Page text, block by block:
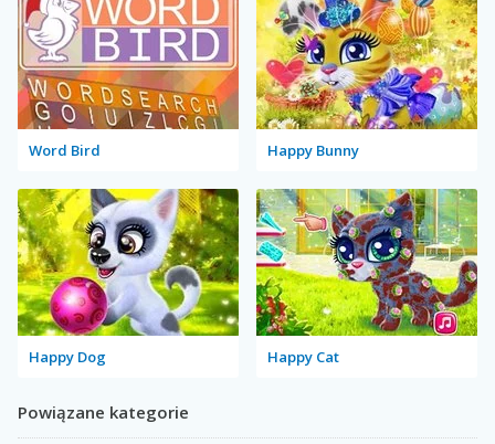
Word Bird Happy Bunny
Happy Dog Happy Cat
Powiązane kategorie